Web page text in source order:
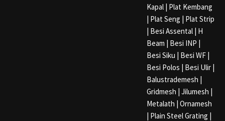
Kapal | Plat Kembang
| Plat Seng | Plat Strip
| Besi Assental | H
Beam | Besi INP |
Besi Siku | Besi WF |
Besi Polos | Besi Ulir |
Balustrademesh |
Gridmesh | Jilumesh |
Metalath | Ornamesh
| Plain Steel Grating |